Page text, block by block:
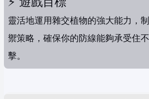
靈活地運用雜交植物的強大能力，
禦策略，確保你的防線能夠承受住
擊。